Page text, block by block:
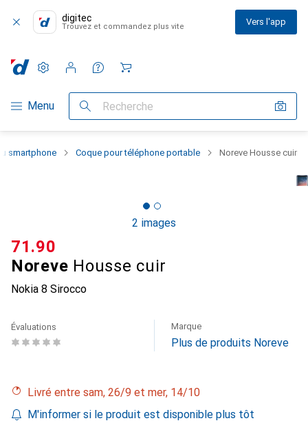
digitec
Trouvez et commandez plus vite Vers l'app
Navigation par catégorie
Menu Recherche
Paramètres
Compte client
Listes de comparaison
Listes d'envies
Panier
smartphone Coque pour téléphone portable Noreve Housse cuir
2 images
Noreve Housse cuir
Nokia 8 Sirocco
CHF
71.90
Évaluations Marque
Plus de produits Noreve
Livré entre sam, 26/9 et mer, 14/10
M'informer si le produit est disponible plus tôt